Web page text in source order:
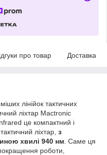
про товар Доставка
лінійок тактичних
ліхтар Mactronic
це компактний і
ліхтар, з
хвилі 940 нм . Саме ця
роботи,